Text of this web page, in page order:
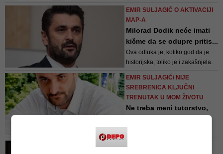
Internacionaln...
Kantona Sarajevo
EMIR SULJAGIĆ O AKTIVACIJI
MAP-A
Milorad Dodik neće imati
kičme da se odupre pritis...
Ova odluka je, koliko god da je
historijska, toliko je i zakašnjela.
Pravi trenutak je bio 2015/2016
kada smo u VM imali stranku koja,
iako se protivila članstvu u NATO-
smatra Suljagić
EMIR SULJAGIĆ/ NIJE
SREBRENICA KLJUČNI
TRENUTAK U MOM ŽIVOTU
Ne treba meni tutorstvo,